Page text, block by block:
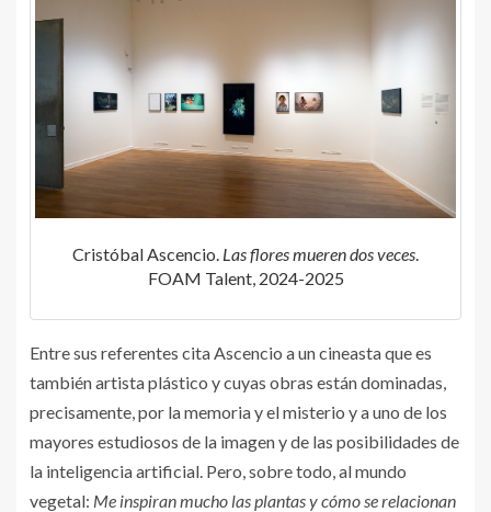
Cristóbal Ascencio. Las flores mueren dos veces.
FOAM Talent, 2024-2025
Entre sus referentes cita Ascencio a un cineasta que es
también artista plástico y cuyas obras están dominadas,
precisamente, por la memoria y el misterio y a uno de los
mayores estudiosos de la imagen y de las posibilidades de
la inteligencia artificial. Pero, sobre todo, al mundo
vegetal: Me inspiran mucho las plantas y cómo se relacionan